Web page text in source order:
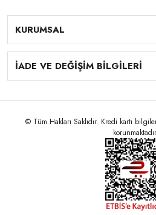
KURUMSAL
İADE VE DEĞİŞİM BİLGİLERİ
© Tüm Hakları Saklıdır. Kredi kartı